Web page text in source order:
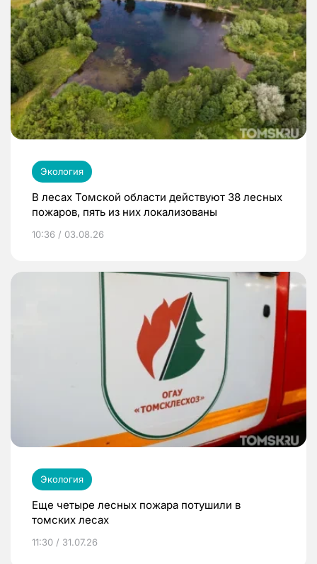
Экология
В лесах Томской области действуют 38 лесных
пожаров, пять из них локализованы
10:36 / 03.08.26
Экология
Еще четыре лесных пожара потушили в
томских лесах
11:30 / 31.07.26